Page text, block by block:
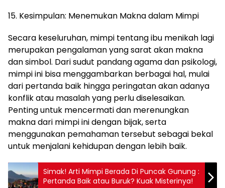
15. Kesimpulan: Menemukan Makna dalam Mimpi
Secara keseluruhan, mimpi tentang ibu menikah lagi
merupakan pengalaman yang sarat akan makna
dan simbol. Dari sudut pandang agama dan psikologi,
mimpi ini bisa menggambarkan berbagai hal, mulai
dari pertanda baik hingga peringatan akan adanya
konflik atau masalah yang perlu diselesaikan.
Penting untuk mencermati dan merenungkan
makna dari mimpi ini dengan bijak, serta
menggunakan pemahaman tersebut sebagai bekal
untuk menjalani kehidupan dengan lebih baik.
Simak! Arti Mimpi Berada Di Puncak Gunung :
Pertanda Baik atau Buruk? Kuak Misterinya!